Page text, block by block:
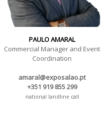
PAULO AMARAL
Commercial Manager and Event
Coordination
amaral@exposalao.pt
+351 919 855 299
national landline call